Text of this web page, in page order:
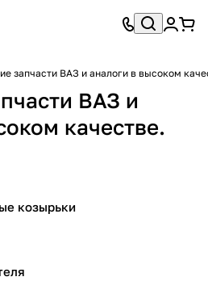
запчасти ВАЗ и аналоги в высоком
ВАЗ и
качестве.
козырьки